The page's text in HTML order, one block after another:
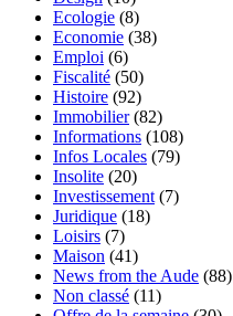
Ecologie (8)
Economie (38)
Emploi (6)
Fiscalité (50)
Histoire (92)
Immobilier(82)
Informations (108)
Infos Locales (79)
Insolite (20)
Investissement(7)
Juridique (18)
Loisirs (7)
Maison (41)
News from the Aude (88)
Non classé (11)